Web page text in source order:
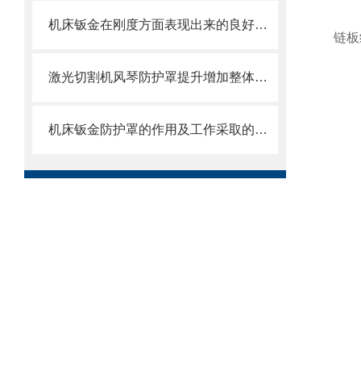
机床钣金在刚度方面表现出来的良好特性
激光切割机风琴防护罩提升增加整体机床的价值
机床钣金防护罩的作用及工作采取的方法
链板